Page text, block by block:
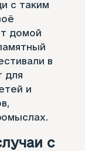
с таким
домой
в
для
и
с